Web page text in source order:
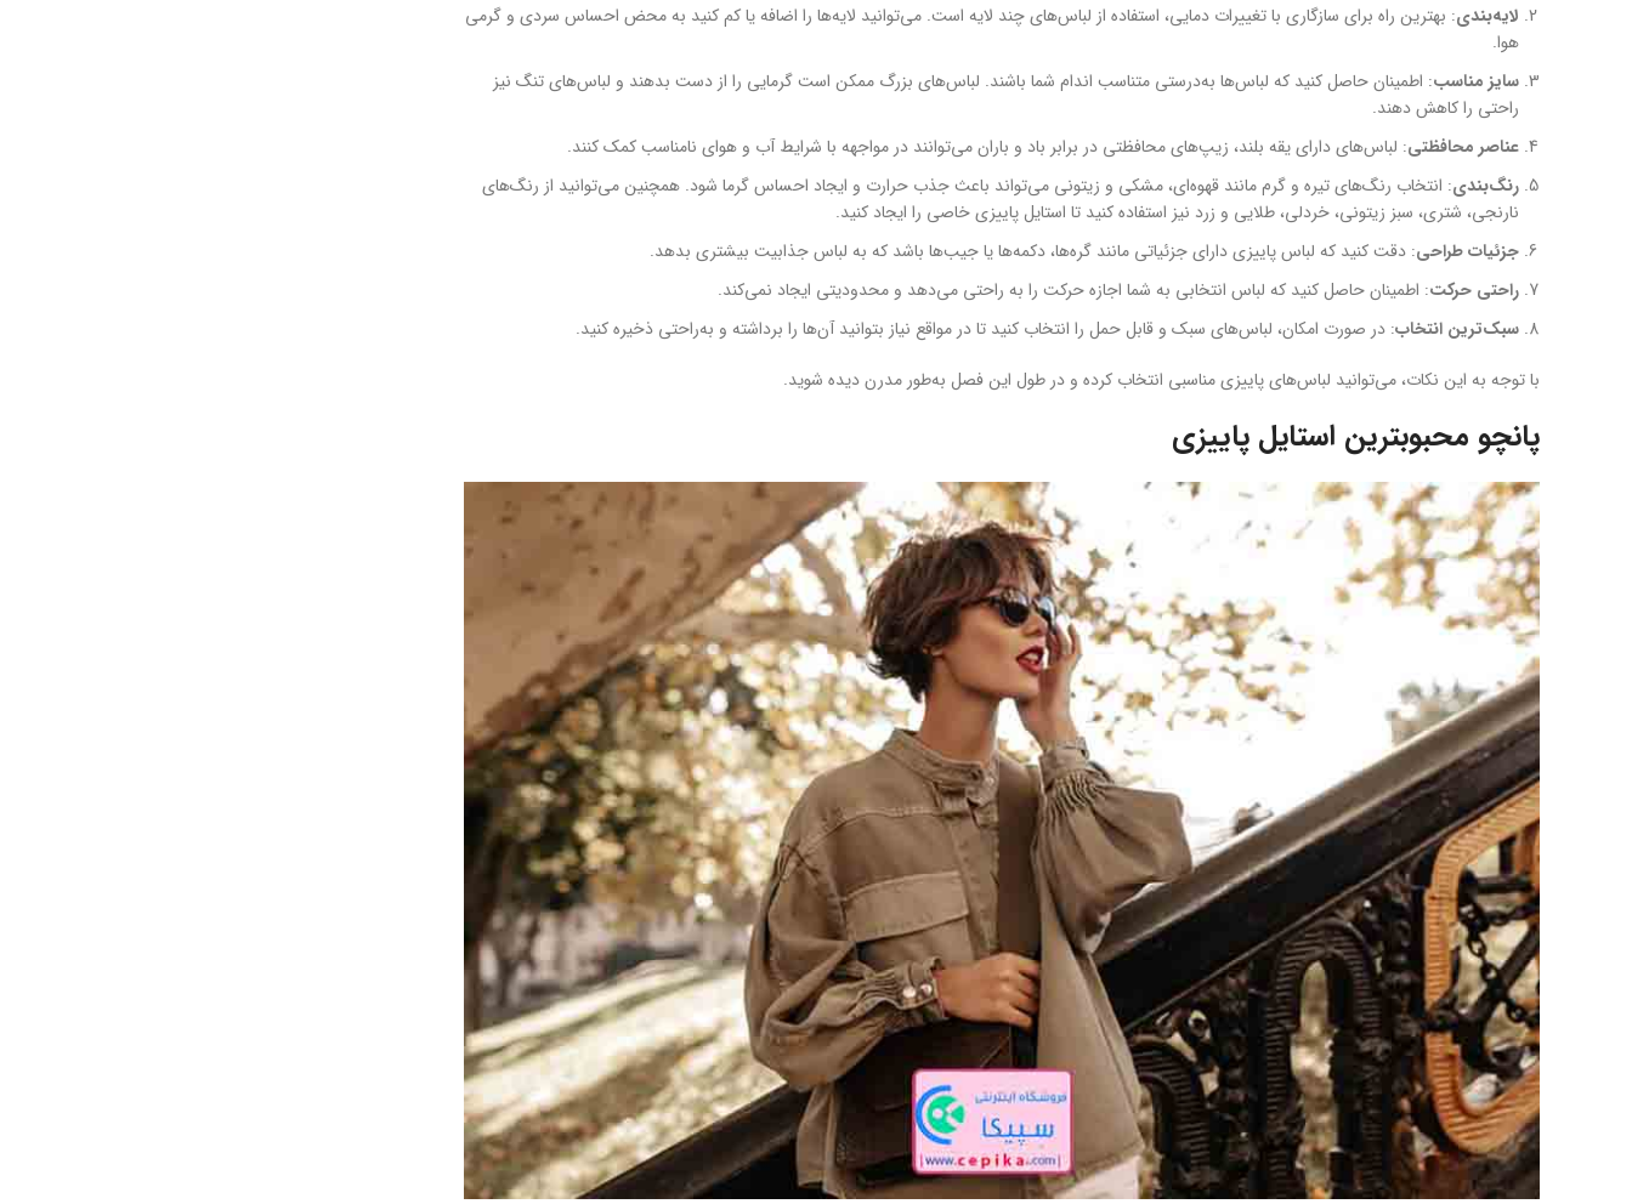
لایه‌بندی: بهترین راه برای سازگاری با تغییرات دمایی، استفاده از لباس‌های چند لایه است. می‌توانید لایه‌ها را اضافه یا کم کنید به محض احساس سردی و گرمی
هوا.
سایز مناسب: اطمینان حاصل کنید که لباس‌ها به‌درستی متناسب اندام شما باشند. لباس‌های بزرگ ممکن است گرمایی را از دست بدهند و لباس‌های تنگ نیز
راحتی را کاهش دهند.
عناصر محافظتی: لباس‌های دارای یقه بلند، زیپ‌های محافظتی در برابر باد و باران می‌توانند در مواجهه با شرایط آب و هوای نامناسب کمک کنند.
رنگ‌بندی: انتخاب رنگ‌های تیره و گرم مانند قهوه‌ای، مشکی و زیتونی می‌تواند باعث جذب حرارت و ایجاد احساس گرما شود. همچنین می‌توانید از رنگ‌های
نارنجی، شتری، سبز زیتونی، خردلی، طلایی و زرد نیز استفاده کنید تا استایل پاییزی خاصی را ایجاد کنید.
جزئیات طراحی: دقت کنید که لباس پاییزی دارای جزئیاتی مانند گره‌ها، دکمه‌ها یا جیب‌ها باشد که به لباس جذابیت بیشتری بدهد.
راحتی حرکت: اطمینان حاصل کنید که لباس انتخابی به شما اجازه حرکت را به راحتی می‌دهد و محدودیتی ایجاد نمی‌کند.
سبک‌ترین انتخاب: در صورت امکان، لباس‌های سبک و قابل حمل را انتخاب کنید تا در مواقع نیاز بتوانید آن‌ها را برداشته و به‌راحتی ذخیره کنید.
با توجه به این نکات، می‌توانید لباس‌های پاییزی مناسبی انتخاب کرده و در طول این فصل به‌طور مدرن دیده شوید.
پانچو محبوبترین استایل پاییزی